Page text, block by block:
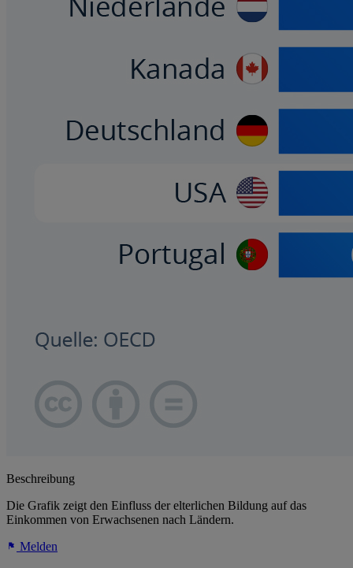
Beschreibung
Die Grafik zeigt den Einfluss der elterlichen Bildung auf das
Einkommen von Erwachsenen nach Ländern.
Melden